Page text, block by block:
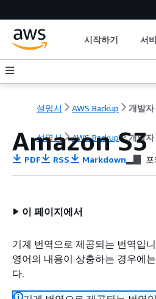
시작하기 서
설명서 AWS Backup 개발
설명서 AWS Backup 개발
Amazon S3
PDF RSS Markdown
이 페이지에서
기계 번역으로 제공되는 번역입
영어의 내용이 상충하는 경우에
다.